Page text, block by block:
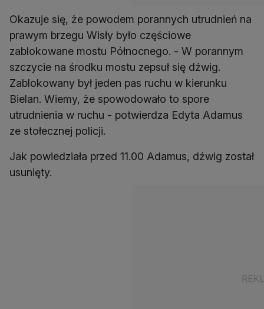
Okazuje się, że powodem porannych utrudnień na
prawym brzegu Wisły było częściowe
zablokowane mostu Północnego. - W porannym
szczycie na środku mostu zepsuł się dźwig.
Zablokowany był jeden pas ruchu w kierunku
Bielan. Wiemy, że spowodowało to spore
utrudnienia w ruchu - potwierdza Edyta Adamus
ze stołecznej policji.
Jak powiedziała przed 11.00 Adamus, dźwig został
usunięty.